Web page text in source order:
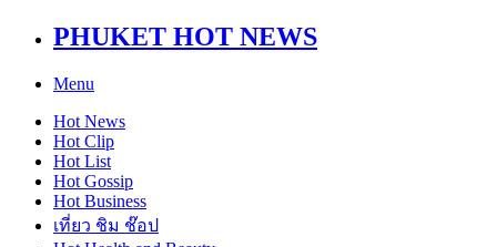
PHUKET HOT NEWS
Menu
Hot News
Hot Clip
Hot List
Hot Gossip
Hot Business
เที่ยว ชิม ช๊อป